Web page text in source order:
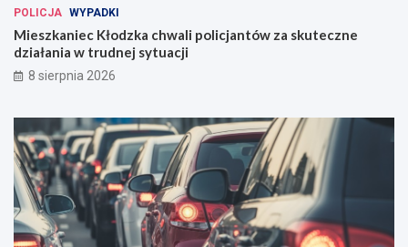
POLICJA WYPADKI
Mieszkaniec Kłodzka chwali policjantów za skuteczne
działania w trudnej sytuacji
8 sierpnia 2026